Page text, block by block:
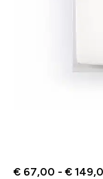
€ 67,00 - €